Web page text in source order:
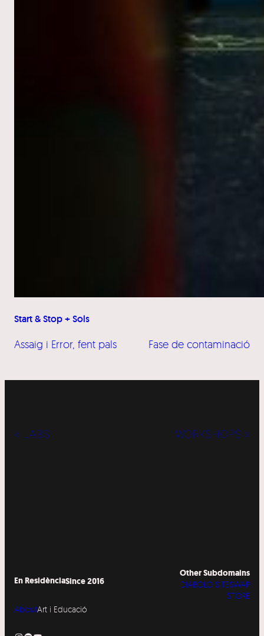
Start & Stop + Sols
Assaig i Error, fent pals Fase de contaminació
« LABS WORKSHOPS »
En ResidènciaSince 2016
AboutArt i Educació
Other Subdomains
DIABOLO SITESWAP
STORE